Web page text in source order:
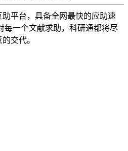
平台，具备全网最快的应助速
每一个文献求助，科研通都将尽
交代。